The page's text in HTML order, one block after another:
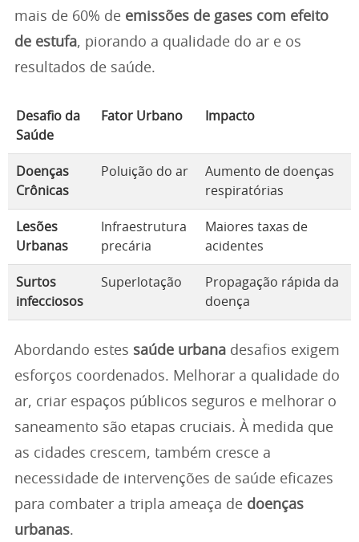
mais de 60% de emissões de gases com efeito
de estufa, piorando a qualidade do ar e os
resultados de saúde.
Desafio da
Saúde
Fator Urbano Impacto
Doenças
Crônicas
Poluição do ar
Aumento de doenças
respiratórias
Lesões
Urbanas
Infraestrutura
precária
Maiores taxas de
acidentes
Surtos
infecciosos
Superlotação
Propagação rápida da
doença
Abordando estes saúde urbana desafios exigem
esforços coordenados. Melhorar a qualidade do
ar, criar espaços públicos seguros e melhorar o
saneamento são etapas cruciais. À medida que
as cidades crescem, também cresce a
necessidade de intervenções de saúde eficazes
para combater a tripla ameaça de doenças
urbanas.